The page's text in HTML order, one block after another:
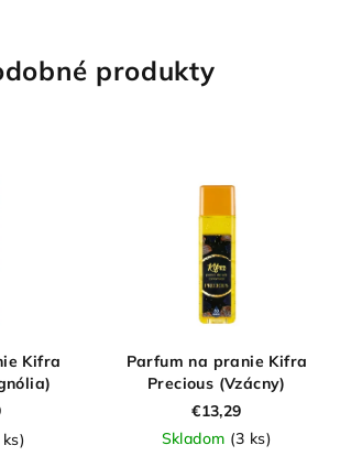
produkty
Kifra
Parfum na pranie Kifra
Precious (Vzácny)
€13,29
Skladom (3 ks)